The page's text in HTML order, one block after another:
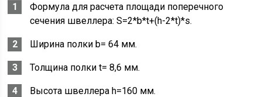
Формула для расчета площади поперечного
сечения швеллера: S=2*b*t+(h-2*t)*s.
Ширина полки b= 64 мм.
Толщина полки t= 8,6 мм.
Высота швеллера h=160 мм.